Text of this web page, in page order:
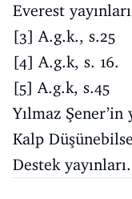
Everest
[3] A.g.k., s.25
[4] A.g.k, s. 16.
[5] A.g.k, s.45
Yılmaz Şener’in
Kalp
Destek